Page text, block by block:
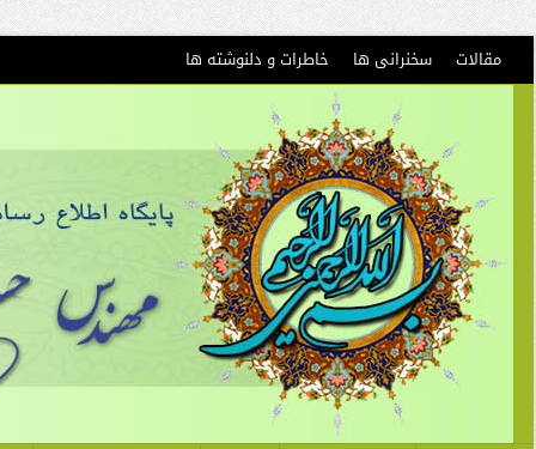
مقالات سخنرانی ها خاطرات و دلنوشته ها